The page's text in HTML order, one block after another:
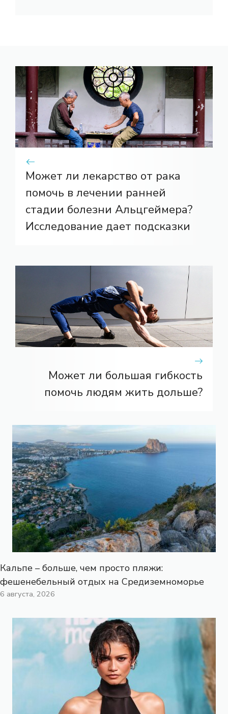
Может ли лекарство от рака
помочь в лечении ранней
стадии болезни Альцгеймера?
Исследование дает подсказки
Может ли большая гибкость
помочь людям жить дольше?
Кальпе – больше, чем просто пляжи:
фешенебельный отдых на Средиземноморье
6 августа, 2026